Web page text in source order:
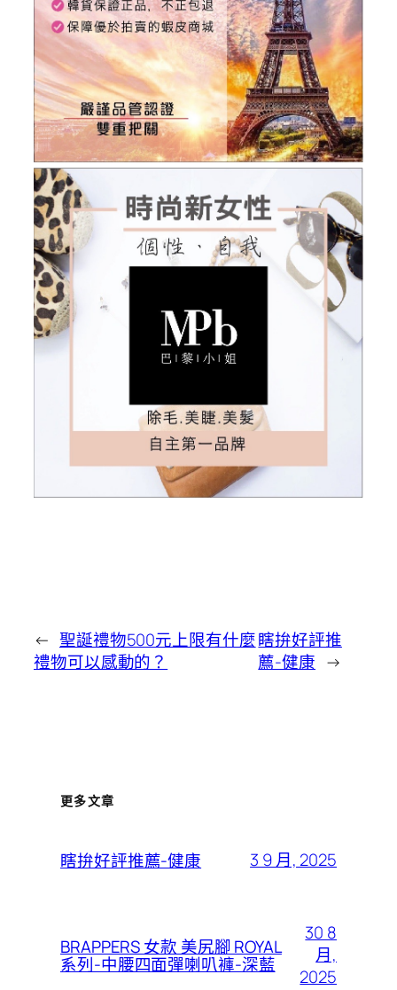
← 聖誕禮物500元上限有什麼
禮物可以感動的？
瞎拚好評推
薦-健康 →
更多文章
瞎拚好評推薦-健康 3 9 月, 2025
BRAPPERS 女款 美尻腳 ROYAL
系列-中腰四面彈喇叭褲-深藍
30 8
月,
2025